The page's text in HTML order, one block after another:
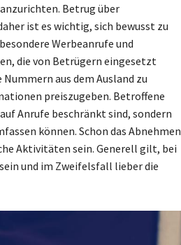
Betrug über
ist es wichtig, sich bewusst zu
Werbeanrufe und
die von Betrügern eingesetzt
aus dem Ausland zu
preiszugeben. Betroffene
Anrufe beschränkt sind, sondern
können. Schon das Abnehmen
Aktivitäten sein. Generell gilt, bei
und im Zweifelsfall lieber die